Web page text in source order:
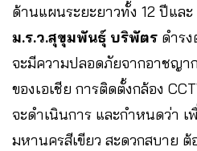
ด้านแผนระยะยาวทั้ง 12 ปีแล
ม.ร.ว.สุขุมพันธุ์ บริพัตร ดำร
จะมีความปลอดภัยจากอาชญา
ของเอเชีย การติดตั้งกล้อง
จะดำเนินการ และกำหนดว่า เ
มหานครสีเขียว สะดวกสบาย ต้